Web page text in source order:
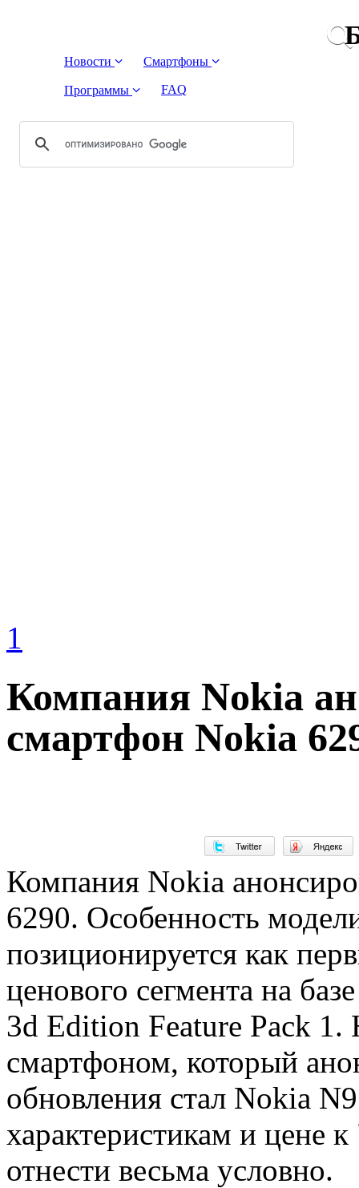
Новости Смартфоны
Программы FAQ
1
Компания Nokia
смартфон Nokia
Компания Nokia
6290. Особенность
позиционируется как
ценового сегмента на
3d Edition Feature Pack
смартфоном, который
обновления стал Nokia
характеристикам и цене
отнести весьма условно.